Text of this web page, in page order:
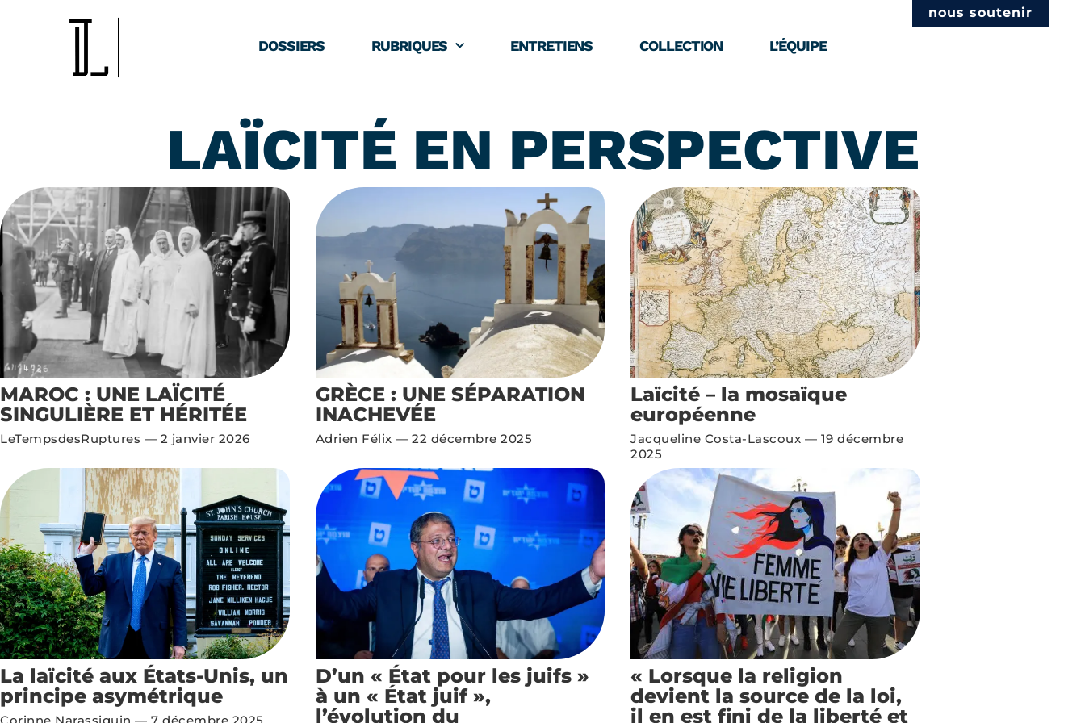
DOSSIERS RUBRIQUES ENTRETIENS COLLECTION L’ÉQUIPE
nous soutenir
LAÏCITÉ EN PERSPECTIVE
MAROC : UNE LAÏCITÉ
SINGULIÈRE ET HÉRITÉE
LeTempsdesRuptures 2 janvier 2026
GRÈCE : UNE SÉPARATION
INACHEVÉE
Adrien Félix 22 décembre 2025
Laïcité – la mosaïque
européenne
Jacqueline Costa-Lascoux
19 décembre
2025
La laïcité aux États-Unis, un
principe asymétrique
D’un « État pour les juifs »
à un « État juif »,
l’évolution du
« Lorsque la religion
devient la source de la loi,
il en est fini de la liberté et